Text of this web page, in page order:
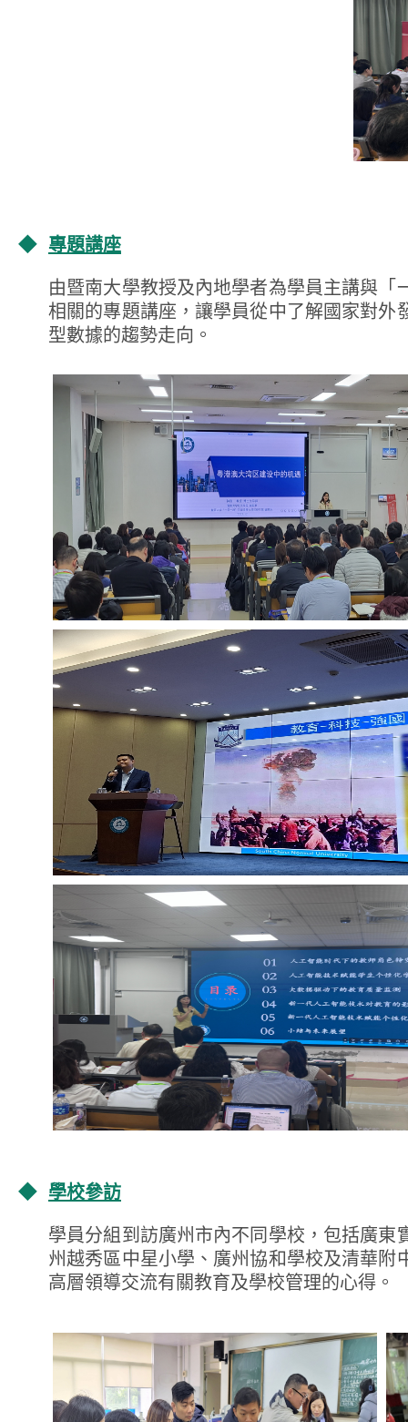
◆ 專題講座
由暨南大學教授及內地學者為學員主講與
相關的專題講座，讓學員從中了解國家對
型數據的趨勢走向。
◆ 學校參訪
學員分組到訪廣州市內不同學校，包括廣
州越秀區中星小學、廣州協和學校及清華
高層領導交流有關教育及學校管理的心得。